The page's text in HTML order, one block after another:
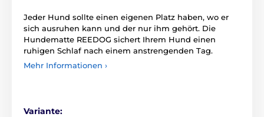
Jeder Hund sollte einen eigenen Platz haben, wo er
sich ausruhen kann und der nur ihm gehört. Die
Hundematte REEDOG sichert Ihrem Hund einen
ruhigen Schlaf nach einem anstrengenden Tag.
Mehr Informationen ›
Variante: